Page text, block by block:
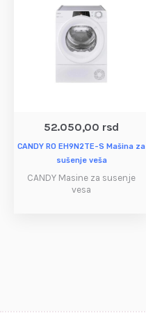
52.050,00 rsd
CANDY RO EH9N2TE-S Mašina za
sušenje veša
CANDY Masine za susenje
vesa